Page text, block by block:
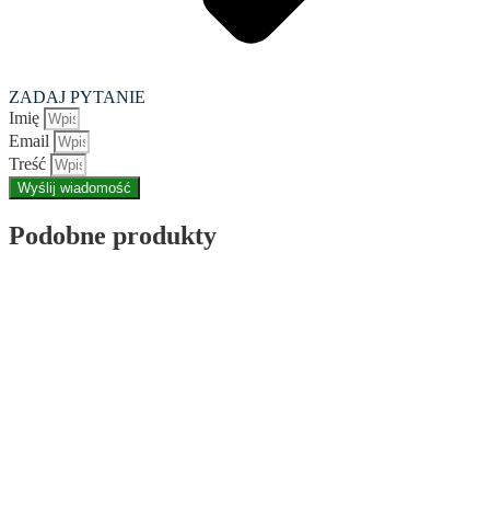
ZADAJ PYTANIE
Imię
Email
Treść
Wyślij wiadomość
Podobne produkty